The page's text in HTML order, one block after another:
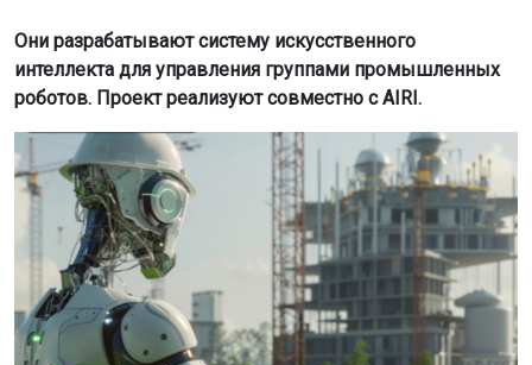
Они разрабатывают систему искусственного
интеллекта для управления группами промышленных
роботов. Проект реализуют совместно с AIRI.